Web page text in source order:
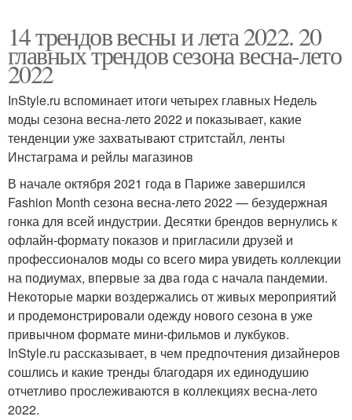
14 трендов весны и лета 2022. 20
главных трендов сезона весна-лето
2022
InStyle.ru вспоминает итоги четырех главных Недель
моды сезона весна-лето 2022 и показывает, какие
тенденции уже захватывают стритстайл, ленты
Инстаграма и рейлы магазинов
В начале октября 2021 года в Париже завершился
Fashion Month сезона весна-лето 2022 — безудержная
гонка для всей индустрии. Десятки брендов вернулись к
офлайн-формату показов и пригласили друзей и
профессионалов моды со всего мира увидеть коллекции
на подиумах, впервые за два года с начала пандемии.
Некоторые марки воздержались от живых мероприятий
и продемонстрировали одежду нового сезона в уже
привычном формате мини-фильмов и лукбуков.
InStyle.ru рассказывает, в чем предпочтения дизайнеров
сошлись и какие тренды благодаря их единодушию
отчетливо прослеживаются в коллекциях весна-лето
2022.